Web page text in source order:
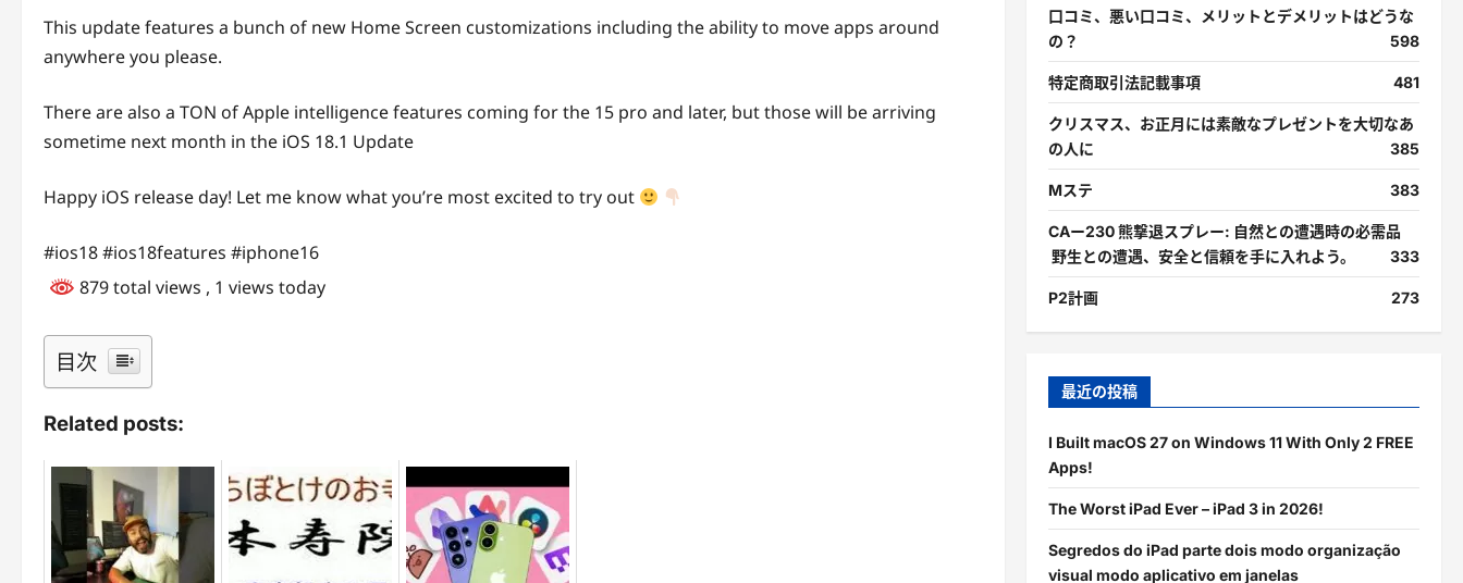
This update features a bunch of new Home Screen customizations including the ability to move apps around
anywhere you please.
There are also a TON of Apple intelligence features coming for the 15 pro and later, but those will be arriving
sometime next month in the iOS 18.1 Update
Happy iOS release day! Let me know what you’re most excited to try out
#ios18 #ios18features #iphone16
879 total views , 1 views today
目次
Related posts:
口コミ、悪い口コミ、メリットとデメリットはどうな
の？
598
特定商取引法記載事項 481
クリスマス、お正月には素敵なプレゼントを大切なあ
の人に
385
Mステ 383
CAー230 熊撃退スプレー: 自然との遭遇時の必需品
野生との遭遇、安全と信頼を手に入れよう。
333
P2計画 273
最近の投稿
I Built macOS 27 on Windows 11 With Only 2 FREE
Apps!
The Worst iPad Ever – iPad 3 in 2026!
Segredos do iPad parte dois modo organização
visual modo aplicativo em janelas